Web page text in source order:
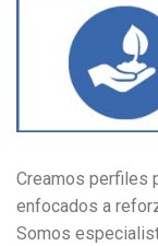
Creamos perfiles
enfocados a
Somos